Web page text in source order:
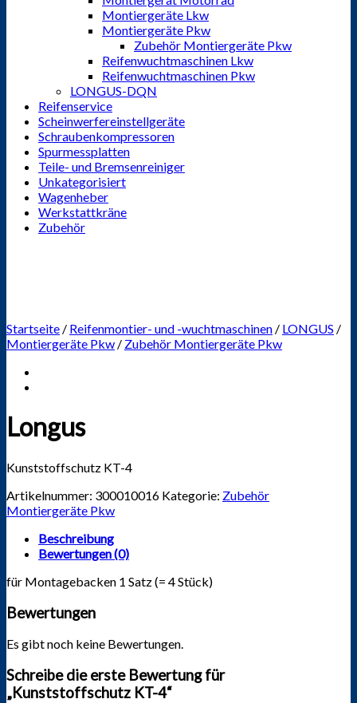
Montiergeräte Lkw
Montiergeräte Pkw
Zubehör Montiergeräte Pkw
Reifenwuchtmaschinen Lkw
Reifenwuchtmaschinen Pkw
LONGUS-DQN
Reifenservice
Scheinwerfereinstellgeräte
Schraubenkompressoren
Spurmessplatten
Teile- und Bremsenreiniger
Unkategorisiert
Wagenheber
Werkstattkräne
Zubehör
Startseite / Reifenmontier- und -wuchtmaschinen / LONGUS /
Montiergeräte Pkw / Zubehör Montiergeräte Pkw
Longus
Kunststoffschutz KT-4
Artikelnummer: 300010016 Kategorie: Zubehör
Montiergeräte Pkw
Beschreibung
Bewertungen (0)
für Montagebacken 1 Satz (= 4 Stück)
Bewertungen
Es gibt noch keine Bewertungen.
Schreibe die erste Bewertung für
„Kunststoffschutz KT-4“